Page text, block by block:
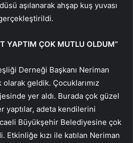
aşılanarak ahşap kuş yuvası
YAPTIM ÇOK MUTLU OLDUM”
Derneği Başkanı Neriman
olarak geldik. Çocuklarımız
yer aldı. Burada çok güzel
yaptılar, adeta kendilerini
Büyükşehir Belediyesine çok
Etkinliğe kızı ile katılan Neriman